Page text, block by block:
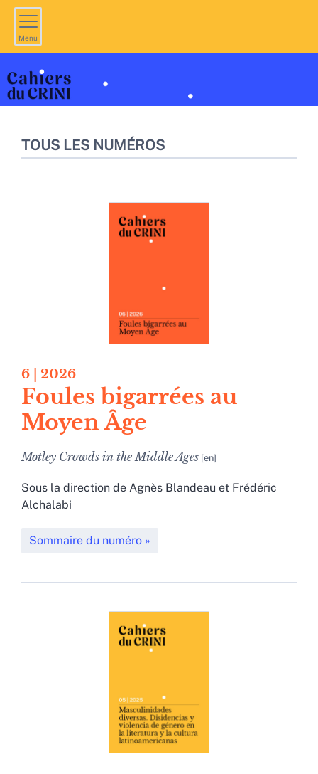
Menu
TOUS LES NUMÉROS
6 | 2026
Foules bigarrées au
Moyen Âge
Motley Crowds in the Middle Ages
Sous la direction de Agnès Blandeau et Frédéric
Alchalabi
Sommaire du numéro